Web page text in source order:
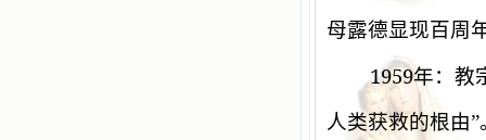
母露德显现百周
1959年：教
人类获救的根由”